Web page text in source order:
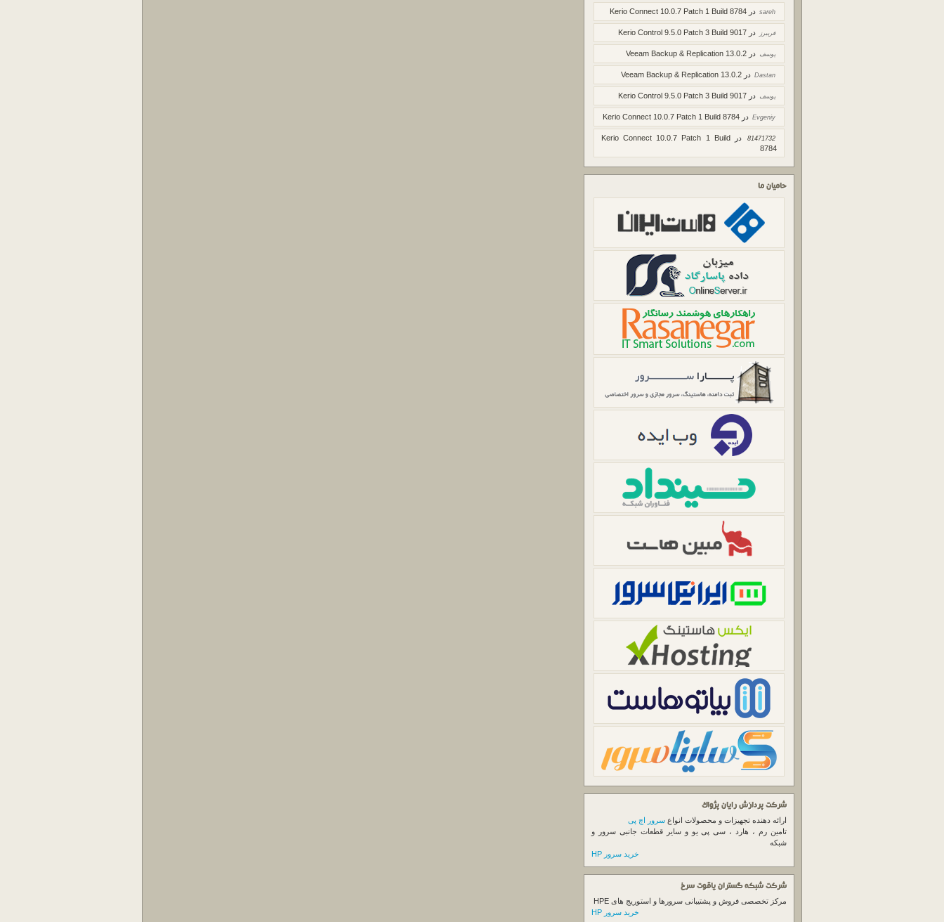
sareh در Kerio Connect 10.0.7 Patch 1 Build 8784
فریبرز در Kerio Control 9.5.0 Patch 3 Build 9017
یوسف در Veeam Backup & Replication 13.0.2
Dastan در Veeam Backup & Replication 13.0.2
یوسف در Kerio Control 9.5.0 Patch 3 Build 9017
Evgeniy در Kerio Connect 10.0.7 Patch 1 Build 8784
81471732 درKerio Connect 10.0.7 Patch 1 Build
8784
حامیان ما
شرکت پردازش رایان پژواک
ارائه دهنده تجهیزات و محصولات انواع سرور اچ پی
تامین رم ، هارد ، سی پی یو و سایر قطعات جانبی سرور و
شبکه
خرید سرور HP
شرکت شبکه گستران یاقوت سرخ
مرکز تخصصی فروش و پشتیبانی سرورها و استوریج های HPE
خرید سرور HP